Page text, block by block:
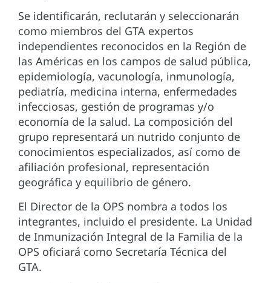
Se identificarán, reclutarán y seleccionarán
como miembros del GTA expertos
independientes reconocidos en la Región de
las Américas en los campos de salud pública,
epidemiología, vacunología, inmunología,
pediatría, medicina interna, enfermedades
infecciosas, gestión de programas y/o
economía de la salud. La composición del
grupo representará un nutrido conjunto de
conocimientos especializados, así como de
afiliación profesional, representación
geográfica y equilibrio de género.
El Director de la OPS nombra a todos los
integrantes, incluido el presidente. La Unidad
de Inmunización Integral de la Familia de la
OPS oficiará como Secretaría Técnica del
GTA.